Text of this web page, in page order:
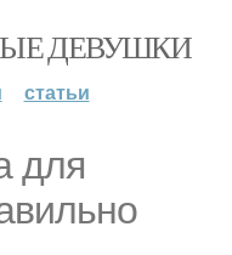
ДЕВУШКИ
статьи
для